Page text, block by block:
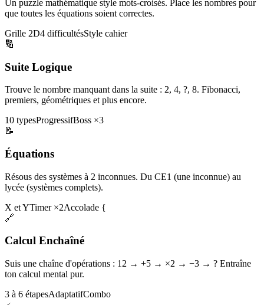
Un puzzle mathématique style mots-croisés. Place les nombres pour
que toutes les équations soient correctes.
Grille 2D4 difficultésStyle cahier
🔢
Suite Logique
Trouve le nombre manquant dans la suite : 2, 4, ?, 8. Fibonacci,
premiers, géométriques et plus encore.
10 typesProgressifBoss ×3
📝
Équations
Résous des systèmes à 2 inconnues. Du CE1 (une inconnue) au
lycée (systèmes complets).
X et YTimer ×2Accolade {
🔗
Calcul Enchaîné
Suis une chaîne d'opérations : 12 → +5 → ×2 → −3 → ? Entraîne
ton calcul mental pur.
3 à 6 étapesAdaptatifCombo